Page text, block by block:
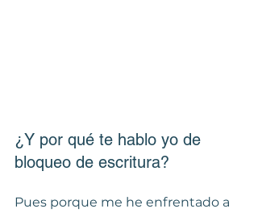
¿Y por qué te hablo yo de
bloqueo de escritura?
Pues porque me he enfrentado a